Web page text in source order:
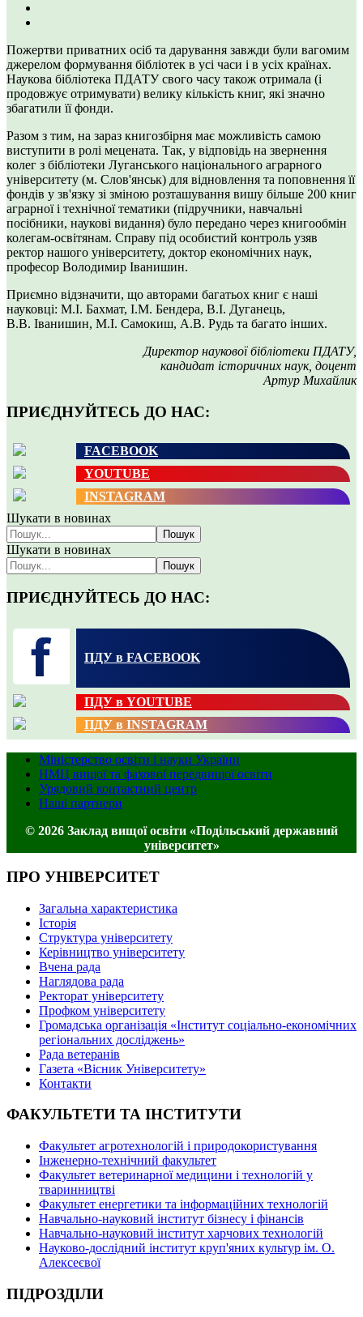
Пожертви приватних осіб та дарування завжди були вагомим
джерелом формування бібліотек в усі часи і в усіх країнах.
Наукова бібліотека ПДАТУ свого часу також отримала (і
продовжує отримувати) велику кількість книг, які значно
збагатили її фонди.
Разом з тим, на зараз книгозбірня має можливість самою
виступити в ролі мецената. Так, у відповідь на звернення
колег з бібліотеки Луганського національного аграрного
університету (м. Слов'янськ) для відновлення та поповнення її
фондів у зв'язку зі зміною розташування вишу більше 200 книг
аграрної і технічної тематики (підручники, навчальні
посібники, наукові видання) було передано через книгообмін
колегам-освітянам. Справу під особистий контроль узяв
ректор нашого університету, доктор економічних наук,
професор Володимир Іванишин.
Приємно відзначити, що авторами багатьох книг є наші
науковці: М.І. Бахмат, І.М. Бендера, В.І. Дуганець,
В.В. Іванишин, М.І. Самокиш, А.В. Рудь та багато інших.
Директор наукової бібліотеки ПДАТУ,
кандидат історичних наук, доцент
Артур Михайлик
ПРИЄДНУЙТЕСЬ ДО НАС:
FACEBOOK
YOUTUBE
INSTAGRAM
Шукати в новинах
Пошук
Шукати в новинах
Пошук
ПРИЄДНУЙТЕСЬ ДО НАС:
ПДУ в FACEBOOK
ПДУ в YOUTUBE
ПДУ в INSTAGRAM
Міністерство освіти і науки України
НМЦ вищої та фахової передвищої освіти
Урядовий контактний центр
Наші партнери
© 2026 Заклад вищої освіти «Подільський державний
університет»
ПРО УНІВЕРСИТЕТ
Загальна характеристика
Історія
Структура університету
Керівництво університету
Вчена рада
Наглядова рада
Ректорат університету
Профком університету
Громадська організація «Інститут соціально-економічних
регіональних досліджень»
Рада ветеранів
Газета «Вісник Університету»
Контакти
ФАКУЛЬТЕТИ ТА ІНСТИТУТИ
Факультет агротехнологій і природокористування
Інженерно-технічний факультет
Факультет ветеринарної медицини і технологій у
тваринництві
Факультет енергетики та інформаційних технологій
Навчально-науковий інститут бізнесу і фінансів
Навчально-науковий інститут харчових технологій
Науково-дослідний інститут круп'яних культур ім. О.
Алексеєвої
ПІДРОЗДІЛИ